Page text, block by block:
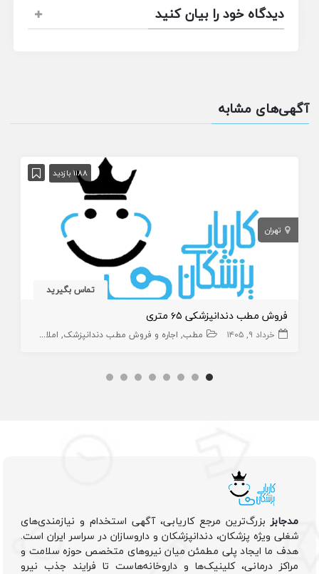
دیدگاه خود را بیان کنید
آگهی‌های مشابه
1188 بازدید
تهران
تماس بگیرید
فروش مطب دندانپزشکی ۶۵ متری
خرداد ۹, ۱۴۰۵ مطب اجاره و فروش مطب دندانپزشک املاک،سهام و امتیاز
مدجابزبزرگ‌ترین مرجع کاریابی، آگهی استخدام و نیازمندی‌های
شغلی ویژه پزشکان، دندانپزشکان و داروسازان در سراسر ایران است.
هدف ما ایجاد پلی مطمئن میان نیروهای متخصص حوزه سلامت و
مراکز درمانی، کلینیک‌ها و داروخانه‌هاست تا فرایند جذب نیرو